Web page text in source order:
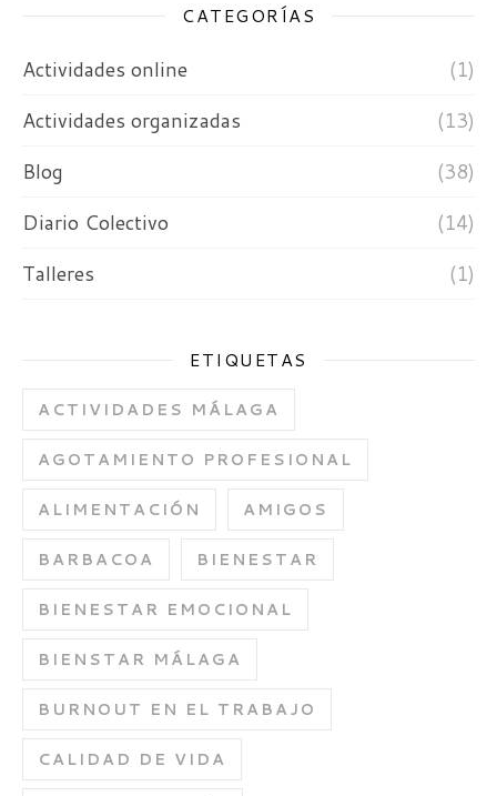
CATEGORÍAS
Actividades online
(1)
Actividades organizadas
(13)
Blog
(38)
Diario Colectivo
(14)
Talleres
(1)
ETIQUETAS
ACTIVIDADES MÁLAGA
AGOTAMIENTO PROFESIONAL
ALIMENTACIÓN AMIGOS
BARBACOA BIENESTAR
BIENESTAR EMOCIONAL
BIENSTAR MÁLAGA
BURNOUT EN EL TRABAJO
CALIDAD DE VIDA